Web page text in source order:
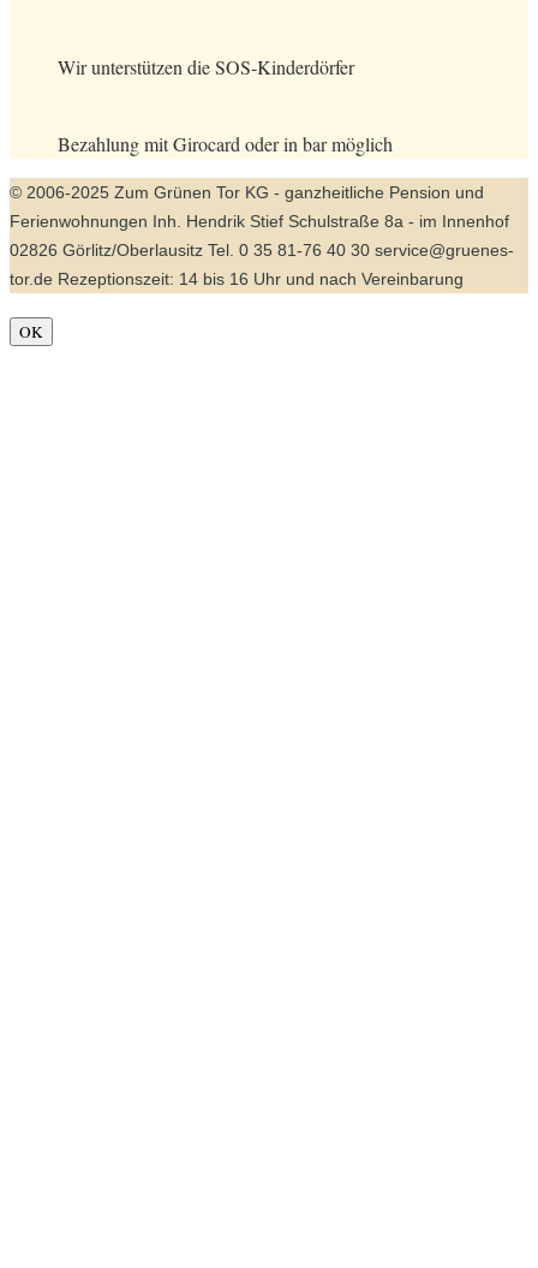
Wir unterstützen die SOS-Kinderdörfer
Bezahlung mit Girocard oder in bar möglich
© 2006-2025 Zum Grünen Tor KG - ganzheitliche Pension und
Ferienwohnungen Inh. Hendrik Stief Schulstraße 8a - im Innenhof
02826 Görlitz/Oberlausitz Tel. 0 35 81-76 40 30 service@gruenes-
tor.de Rezeptionszeit: 14 bis 16 Uhr und nach Vereinbarung
OK